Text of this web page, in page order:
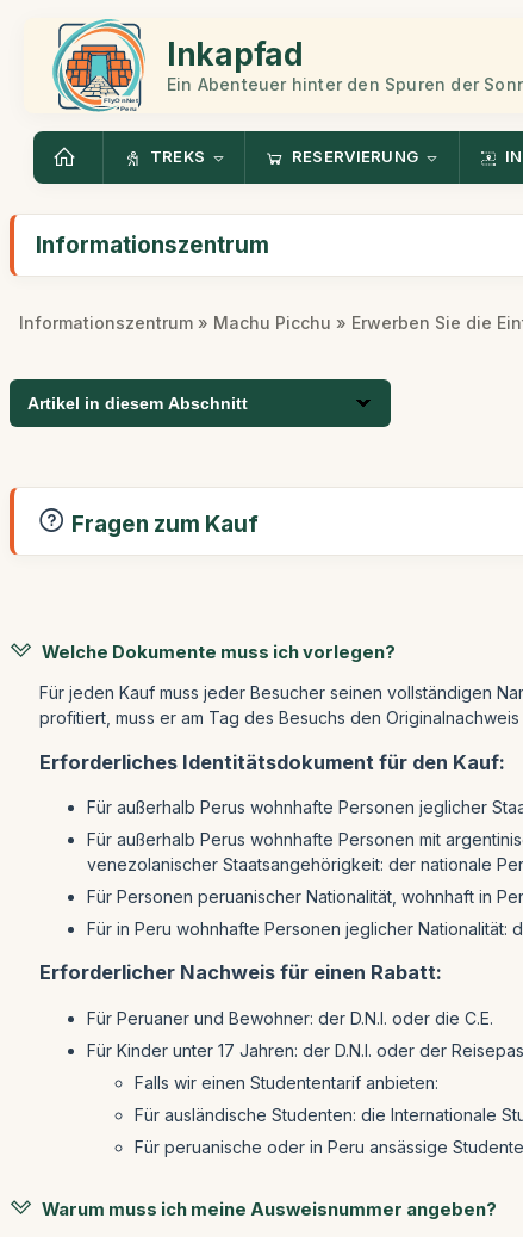
Inkapfad
Ein Abenteuer hinter den Spuren der
TREKS RESERVIERUNG
Informationszentrum
Informationszentrum » Machu Picchu » Erwerben Sie die
Artikel in diesem Abschnitt
Fragen zum Kauf
Welche Dokumente muss ich vorlegen?
Für jeden Kauf muss jeder Besucher seinen vollständigen
profitiert, muss er am Tag des Besuchs den
Erforderliches Identitätsdokument für den Kauf:
Für außerhalb Perus wohnhafte Personen jeglicher
Für außerhalb Perus wohnhafte Personen mit
venezolanischer Staatsangehörigkeit: der nationale
Für Personen peruanischer Nationalität, wohnhaft in
Für in Peru wohnhafte Personen jeglicher Nationalität:
Erforderlicher Nachweis für einen Rabatt:
Für Peruaner und Bewohner: der D.N.I. oder die C.E.
Für Kinder unter 17 Jahren: der D.N.I. oder der
Falls wir einen Studententarif anbieten:
Für ausländische Studenten: die Internationale
Für peruanische oder in Peru ansässige
Warum muss ich meine Ausweisnummer angeben?